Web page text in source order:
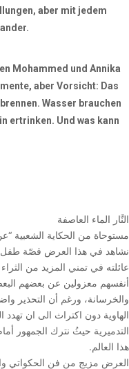
aber mit jedem
Mohammed und Annika
aber Vorsicht: Das
Wasser brauchen
ertrinken. Und was kann
النَّار الماء العاصفة
مستوحاة من الحكاية الشعبية
نشاهد في هذا العرض قصّة طفل
عائلته في تمني المزيد من
أنفسهم معزولين عن بعضهم
والخرسانة، ورغم أن التحذير
الهاوية دون اكتراث الى ان تهدد
التدميرية حيثُ نترك الجمهور
هذا العالم.
العرض مزيج من فن الحكواتي